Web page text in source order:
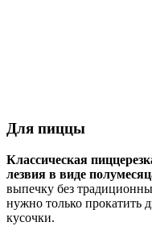
Для пиццы
Классическая
лезвия в виде
выпечку без
нужно только прокатить
кусочки.